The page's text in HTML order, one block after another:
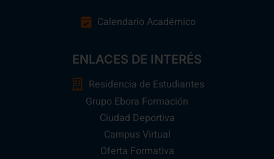
Calendario Académico
ENLACES DE INTERÉS
Residencia de Estudiantes
Grupo Ebora Formación
Ciudad Deportiva
Campus Virtual
Oferta Formativa